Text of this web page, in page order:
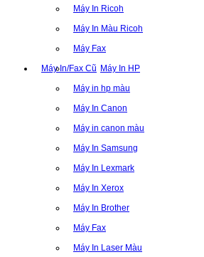
Máy In Ricoh
Máy In Màu Ricoh
Máy Fax
Máy In/Fax Cũ Máy In HP
Máy in hp màu
Máy In Canon
Máy in canon màu
Máy In Samsung
Máy In Lexmark
Máy In Xerox
Máy In Brother
Máy Fax
Máy In Laser Màu